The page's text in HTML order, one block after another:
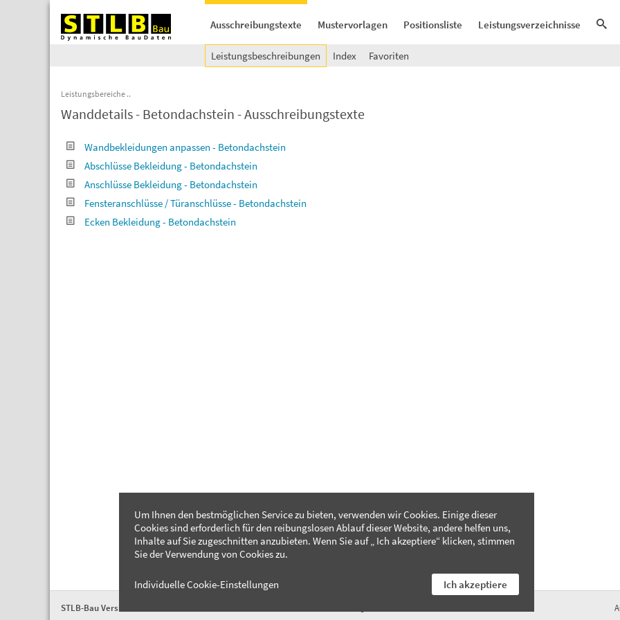
Ausschreibungstexte Mustervorlagen Positionsliste Leistungsverzeichnisse
Leistungsbeschreibungen Index Favoriten
Leistungsbereiche
Wanddetails - Betondachstein - Ausschreibungstexte
Wandbekleidungen anpassen - Betondachstein
Abschlüsse Bekleidung - Betondachstein
Anschlüsse Bekleidung - Betondachstein
Fensteranschlüsse / Türanschlüsse - Betondachstein
Ecken Bekleidung - Betondachstein
STLB-Bau Version 2026-04
Um Ihnen den bestmöglichen Service zu bieten, verwenden wir Cookies. Einige dieser
Cookies sind erforderlich für den reibungslosen Ablauf dieser Website, andere helfen uns,
Inhalte auf Sie zugeschnitten anzubieten. Wenn Sie auf „ Ich akzeptiere“ klicken, stimmen
Sie der Verwendung von Cookies zu.
Individuelle Cookie-Einstellungen Ich akzeptiere